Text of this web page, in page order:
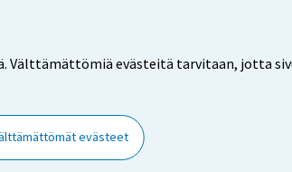
Välttämättömiä evästeitä tarvitaan, jotta
evästeet
Yhteystiedot Palaute